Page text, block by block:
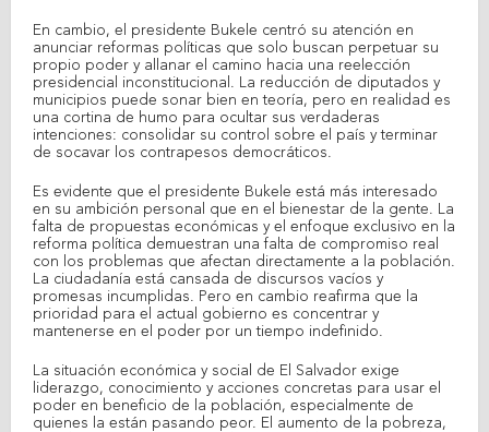
En cambio, el presidente Bukele centró su atención en
anunciar reformas políticas que solo buscan perpetuar su
propio poder y allanar el camino hacia una reelección
presidencial inconstitucional. La reducción de diputados y
municipios puede sonar bien en teoría, pero en realidad es
una cortina de humo para ocultar sus verdaderas
intenciones: consolidar su control sobre el país y terminar
de socavar los contrapesos democráticos.
Es evidente que el presidente Bukele está más interesado
en su ambición personal que en el bienestar de la gente. La
falta de propuestas económicas y el enfoque exclusivo en la
reforma política demuestran una falta de compromiso real
con los problemas que afectan directamente a la población.
La ciudadanía está cansada de discursos vacíos y
promesas incumplidas. Pero en cambio reafirma que la
prioridad para el actual gobierno es concentrar y
mantenerse en el poder por un tiempo indefinido.
La situación económica y social de El Salvador exige
liderazgo, conocimiento y acciones concretas para usar el
poder en beneficio de la población, especialmente de
quienes la están pasando peor. El aumento de la pobreza,